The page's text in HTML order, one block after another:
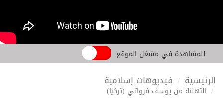
للمشاهدة في مشغل الموقع
الرئيسية فيديوهات إسلامية
التهنئة من يوسف فرواتي (تركيا)